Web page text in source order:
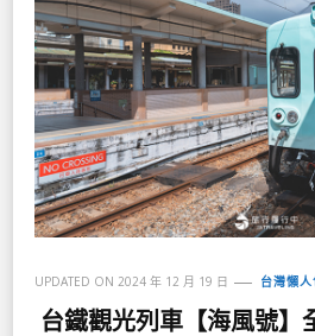
UPDATED ON 2024 年 12 月 19 日 台灣懶人
台鐵觀光列車【海風號】